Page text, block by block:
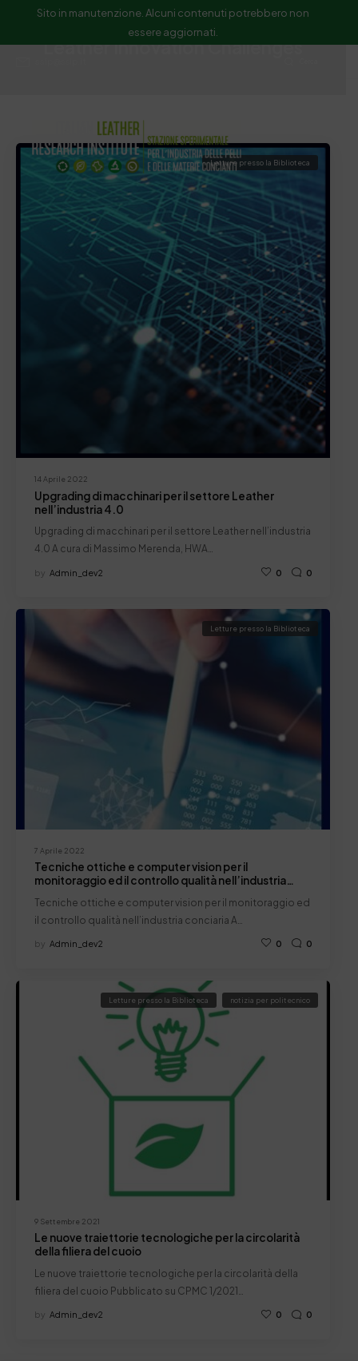
Sito in manutenzione. Alcuni contenuti potrebbero non
essere aggiornati.
Leather Innovation Challenges
14 Aprile 2022
Letture presso la Biblioteca
Upgrading di macchinari per il settore Leather
nell’industria 4.0
Upgrading di macchinari per il settore Leather nell’industria
4.0 A cura di Massimo Merenda, HWA…
by Admin_dev2 0 0
7 Aprile 2022
Letture presso la Biblioteca
Tecniche ottiche e computer vision per il
monitoraggio ed il controllo qualità nell’industria
Tecniche ottiche e computer vision per il monitoraggio ed
il controllo qualità nell’industria conciaria A…
by Admin_dev2 0 0
9 Settembre 2021
Letture presso la Biblioteca notizia per politecnico
Le nuove traiettorie tecnologiche per la circolarità
della filiera del cuoio
Le nuove traiettorie tecnologiche per la circolarità della
filiera del cuoio Pubblicato su CPMC 1/2021…
by Admin_dev2 0 0